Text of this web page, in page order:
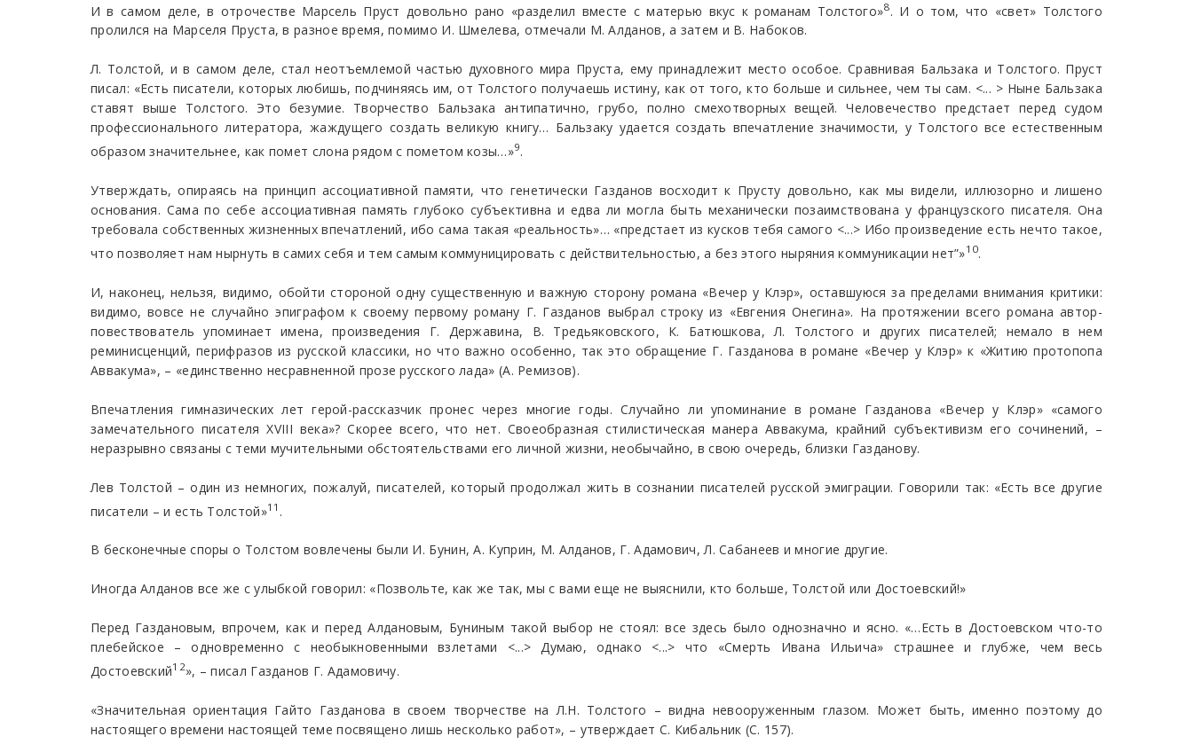
И в самом деле, в отрочестве Марсель Пруст довольно рано «разделил вместе с матерью вкус к романам Толстого»8. И о том, что «свет» Толстого
пролился на Марселя Пруста, в разное время, помимо И. Шмелева, отмечали М. Алданов, а затем и В. Набоков.
Л. Толстой, и в самом деле, стал неотъемлемой частью духовного мира Пруста, ему принадлежит место особое. Сравнивая Бальзака и Толстого. Пруст
писал: «Есть писатели, которых любишь, подчиняясь им, от Толстого получаешь истину, как от того, кто больше и сильнее, чем ты сам. <... > Ныне Бальзака
ставят выше Толстого. Это безумие. Творчество Бальзака антипатично, грубо, полно смехотворных вещей. Человечество предстает перед судом
профессионального литератора, жаждущего создать великую книгу… Бальзаку удается создать впечатление значимости, у Толстого все естественным
образом значительнее, как помет слона рядом с пометом козы…»9.
Утверждать, опираясь на принцип ассоциативной памяти, что генетически Газданов восходит к Прусту довольно, как мы видели, иллюзорно и лишено
основания. Сама по себе ассоциативная память глубоко субъективна и едва ли могла быть механически позаимствована у французского писателя. Она
требовала собственных жизненных впечатлений, ибо сама такая «реальность»… «предстает из кусков тебя самого <...> Ибо произведение есть нечто такое,
что позволяет нам нырнуть в самих себя и тем самым коммуницировать с действительностью, а без этого ныряния коммуникации нет”»10.
И, наконец, нельзя, видимо, обойти стороной одну существенную и важную сторону романа «Вечер у Клэр», оставшуюся за пределами внимания критики:
видимо, вовсе не случайно эпиграфом к своему первому роману Г. Газданов выбрал строку из «Евгения Онегина». На протяжении всего романа автор-
повествователь упоминает имена, произведения Г. Державина, В. Тредьяковского, К. Батюшкова, Л. Толстого и других писателей; немало в нем
реминисценций, перифразов из русской классики, но что важно особенно, так это обращение Г. Газданова в романе «Вечер у Клэр» к «Житию протопопа
Аввакума», – «единственно несравненной прозе русского лада» (А. Ремизов).
Впечатления гимназических лет герой-рассказчик пронес через многие годы. Случайно ли упоминание в романе Газданова «Вечер у Клэр» «самого
замечательного писателя XVIII века»? Скорее всего, что нет. Своеобразная стилистическая манера Аввакума, крайний субъективизм его сочинений, –
неразрывно связаны с теми мучительными обстоятельствами его личной жизни, необычайно, в свою очередь, близки Газданову.
Лев Толстой – один из немногих, пожалуй, писателей, который продолжал жить в сознании писателей русской эмиграции. Говорили так: «Есть все другие
писатели – и есть Толстой»11 .
В бесконечные споры о Толстом вовлечены были И. Бунин, А. Куприн, М. Алданов, Г. Адамович, Л. Сабанеев и многие другие.
Иногда Алданов все же с улыбкой говорил: «Позвольте, как же так, мы с вами еще не выяснили, кто больше, Толстой или Достоевский!»
Перед Газдановым, впрочем, как и перед Алдановым, Буниным такой выбор не стоял: все здесь было однозначно и ясно. «…Есть в Достоевском что-то
плебейское – одновременно с необыкновенными взлетами <...> Думаю, однако <...> что «Смерть Ивана Ильича» страшнее и глубже, чем весь
Достоевский12», – писал Газданов Г. Адамовичу.
«Значительная ориентация Гайто Газданова в своем творчестве на Л.Н. Толстого – видна невооруженным глазом. Может быть, именно поэтому до
настоящего времени настоящей теме посвящено лишь несколько работ», – утверждает С. Кибальник (С. 157).